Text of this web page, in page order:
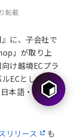
転載
に、子会社で
」が取り上
け越境ECプラ
ECとしてリニ
本語・英語に
リリース
も